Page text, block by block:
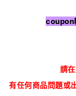
coupon
請
有任何商品問題或